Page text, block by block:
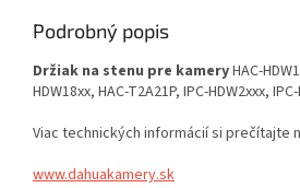
Podrobný popis
Držiak na stenu pre kameryHAC-
HDW18xx, HAC-T2A21P, IPC-HDW2xxx,
Viac technických informácií si prečítajte
www.dahuakamery.sk